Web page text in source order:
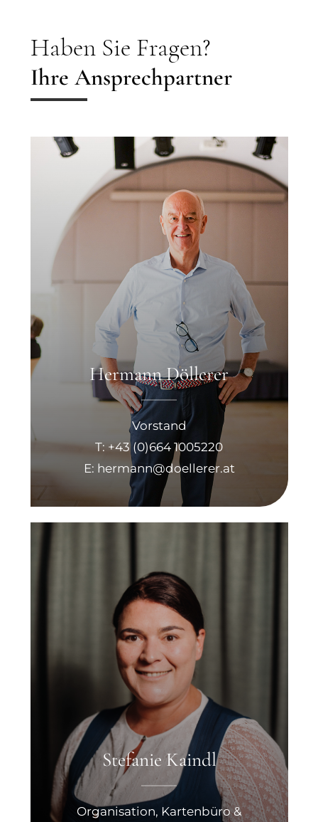
Haben Sie Fragen?
Ihre Ansprechpartner
Hermann Döllerer
Vorstand
T: +43 (0)664 1005220
E: hermann@doellerer.at
Stefanie Kaindl
Organisation, Kartenbüro &